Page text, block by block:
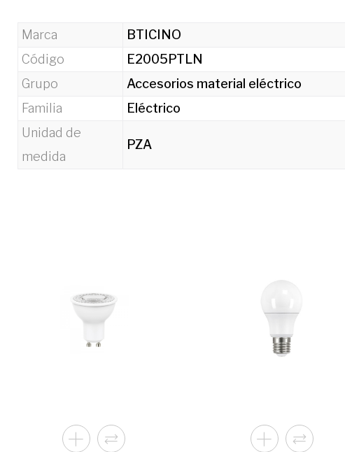
Marca
BTICINO
Código
E2005PTLN
Grupo
Accesorios material eléctrico
Familia
Eléctrico
Unidad de
medida
PZA